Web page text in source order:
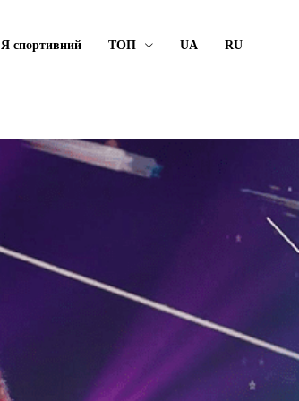
Я спортивний ТОП UA RU